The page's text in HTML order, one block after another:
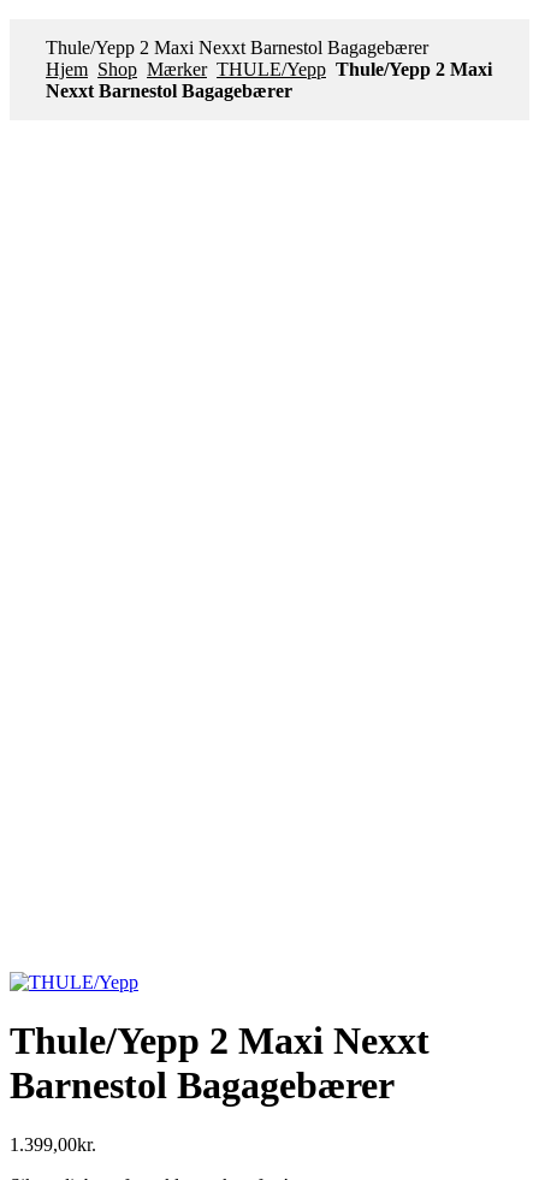
Thule/Yepp 2 Maxi Nexxt Barnestol Bagagebærer
Hjem Shop Mærker THULE/Yepp Thule/Yepp 2 Maxi
Nexxt Barnestol Bagagebærer
Thule/Yepp 2 Maxi Nexxt
Barnestol Bagagebærer
1.399,00kr.